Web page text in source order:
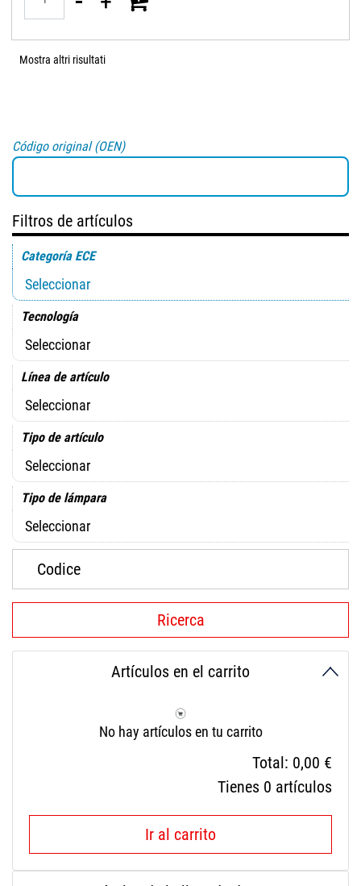
Mostra altri risultati
Código original (OEN)
Filtros de artículos
Categoría ECE
Tecnología
Línea de artículo
Tipo de artículo
Tipo de lámpara
Artículos en el carrito
No hay artículos en tu carrito
Tienes 0 artículos
Total: 0,00 €
Ir al carrito